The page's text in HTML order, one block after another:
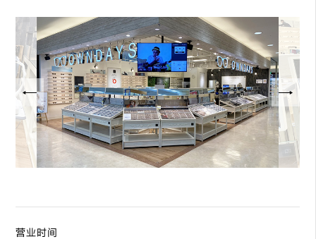
营业时间